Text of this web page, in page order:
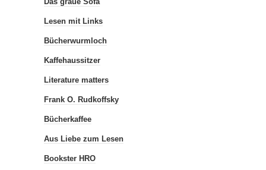
Lesen mit Links
Bücherwurmloch
Kaffehaussitzer
Literature matters
Frank O. Rudkoffsky
Bücherkaffee
Aus Liebe zum Lesen
Bookster HRO